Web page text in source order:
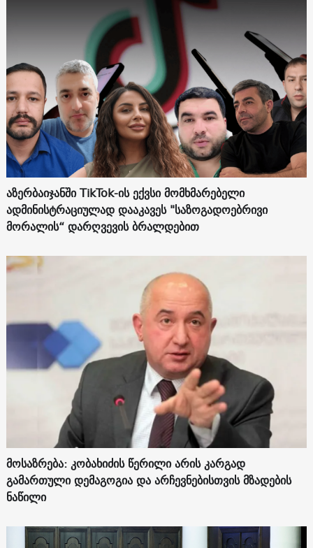
აზერბაიჯანში TikTok-ის ექვსი მომხმარებელი
ადმინისტრაციულად დააკავეს "საზოგადოებრივი
მორალის“ დარღვევის ბრალდებით
მოსაზრება: კობახიძის წერილი არის კარგად
გამართული დემაგოგია და არჩევნებისთვის მზადების
ნაწილი